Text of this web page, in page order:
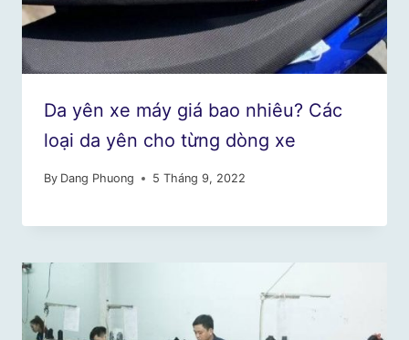
Da yên xe máy giá bao nhiêu? Các
loại da yên cho từng dòng xe
By Dang Phuong 5 Tháng 9, 2022